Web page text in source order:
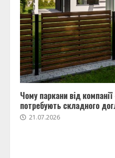
Чому паркани від
потребують складного
21.07.2026